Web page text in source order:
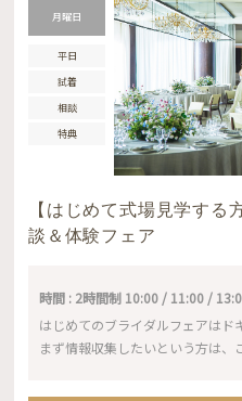
月曜日
平日
試着
相談
特典
【はじめて式場見学する
談＆体験フェア
時間 : 2時間制 10:00 / 11:00 /
はじめてのブライダルフェアは
まず情報収集したいという方は、